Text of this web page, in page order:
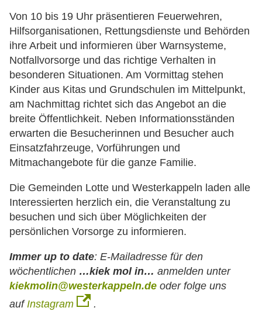
Von 10 bis 19 Uhr präsentieren Feuerwehren,
Hilfsorganisationen, Rettungsdienste und Behörden
ihre Arbeit und informieren über Warnsysteme,
Notfallvorsorge und das richtige Verhalten in
besonderen Situationen. Am Vormittag stehen
Kinder aus Kitas und Grundschulen im Mittelpunkt,
am Nachmittag richtet sich das Angebot an die
breite Öffentlichkeit. Neben Informationsständen
erwarten die Besucherinnen und Besucher auch
Einsatzfahrzeuge, Vorführungen und
Mitmachangebote für die ganze Familie.
Die Gemeinden Lotte und Westerkappeln laden alle
Interessierten herzlich ein, die Veranstaltung zu
besuchen und sich über Möglichkeiten der
persönlichen Vorsorge zu informieren.
Immer up to date: E-Mailadresse für den
wöchentlichen …kiek mol in… anmelden unter
kiekmolin@westerkappeln.de oder folge uns
aufInstagram .